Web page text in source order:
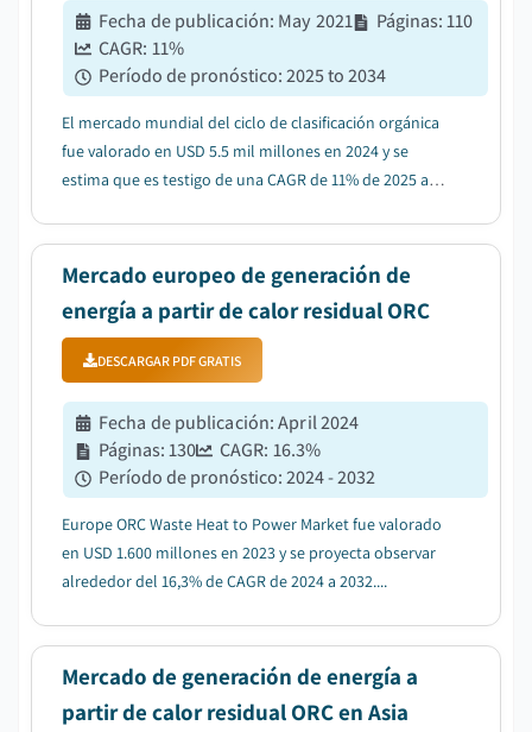
Fecha de publicación: May 2021 Páginas:110
CAGR: 11%
Período de pronóstico:2025 to 2034
El mercado mundial del ciclo de clasificación orgánica
fue valorado en USD 5.5 mil millones en 2024 y se
estima que es testigo de una CAGR de 11% de 2025 a
Mercado europeo de generación de
energía a partir de calor residual ORC
DESCARGAR PDF GRATIS
Fecha de publicación:April 2024
Páginas:130 CAGR: 16.3%
Período de pronóstico:2024 - 2032
Europe ORC Waste Heat to Power Market fue valorado
en USD 1.600 millones en 2023 y se proyecta observar
alrededor del 16,3% de CAGR de 2024 a 2032....
Mercado de generación de energía a
partir de calor residual ORC en Asia